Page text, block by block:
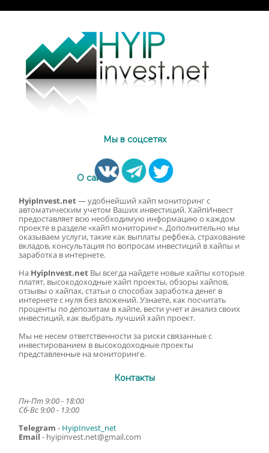
Мы в соцсетях
О сайте
HyipInvest.net— удобнейший хайп мониторинг с
автоматическим учетом Ваших инвестиций. ХайпИнвест
предоставляет всю необходимую информацию о каждом
проекте в разделе «хайп мониторинг». Дополнительно мы
оказываем услуги, такие как выплаты рефбека, страхование
вкладов, консультация по вопросам инвестиций в хайпы и
заработка в интернете.
На HyipInvest.net Вы всегда найдете новые хайпы которые
платят, высокодоходные хайп проекты, обзоры хайпов,
отзывы о хайпах, статьи о способах заработка денег в
интернете с нуля без вложений. Узнаете, как посчитать
проценты по депозитам в хайпе, вести учет и анализ своих
инвестиций, как выбрать лучший хайп проект.
Мы не несем ответственности за риски связанные с
инвестированием в высокодоходные проекты
представленные на мониторинге.
Контакты
Пн-Пт 9:00 - 18:00
Сб-Вс 9:00 - 13:00
Telegram - HyipInvest_net
Email - hyipinvest.net@gmail.com